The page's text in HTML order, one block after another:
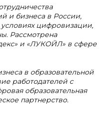
и бизнеса в России,
цифровизации,
Рассмотрена
и «ЛУКОЙЛ» в сфере
в образовательной
работодателей с
образовательная
партнерство.